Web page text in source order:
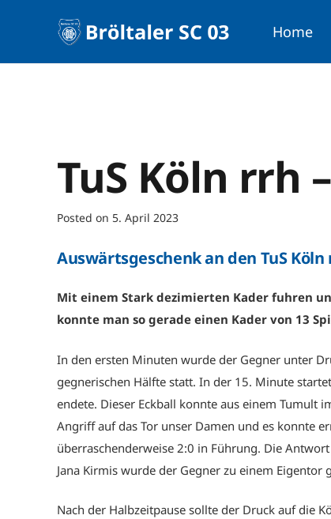
Home
TuS Köln rrh
Posted on 5. April 2023
Auswärtsgeschenk an den TuS Köln
Mit einem Stark dezimierten Kader fuhren
konnte man so gerade einen Kader von 13
In den ersten Minuten wurde der Gegner unter
gegnerischen Hälfte statt. In der 15. Minute
endete. Dieser Eckball konnte aus einem Tumult
Angriff auf das Tor unser Damen und es konnte
überraschenderweise 2:0 in Führung. Die
Jana Kirmis wurde der Gegner zu einem
Nach der Halbzeitpause sollte der Druck auf die